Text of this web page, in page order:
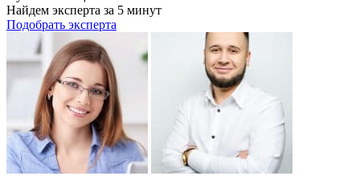
Найдем эксперта за 5 минут
Подобрать эксперта